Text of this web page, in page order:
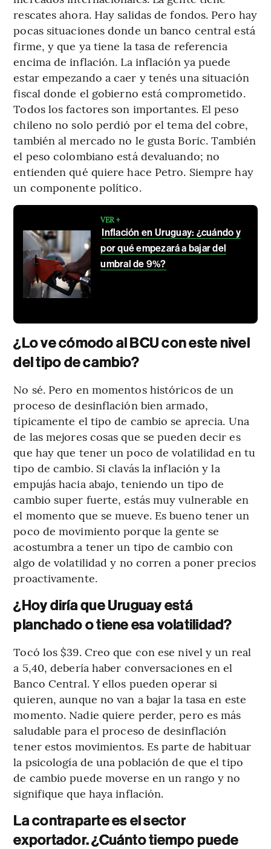
rescates ahora. Hay salidas de fondos. Pero hay
pocas situaciones donde un banco central está
firme, y que ya tiene la tasa de referencia
encima de inflación. La inflación ya puede
estar empezando a caer y tenés una situación
fiscal donde el gobierno está comprometido.
Todos los factores son importantes. El peso
chileno no solo perdió por el tema del cobre,
también al mercado no le gusta Boric. También
el peso colombiano está devaluando; no
entienden qué quiere hace Petro. Siempre hay
un componente político.
VER +
Inflación en Uruguay: ¿cuándo y
por qué empezará a bajar del
umbral de 9%?
¿Lo ve cómodo al BCU con este nivel
del tipo de cambio?
No sé. Pero en momentos históricos de un
proceso de desinflación bien armado,
típicamente el tipo de cambio se aprecia. Una
de las mejores cosas que se pueden decir es
que hay que tener un poco de volatilidad en tu
tipo de cambio. Si clavás la inflación y la
empujás hacia abajo, teniendo un tipo de
cambio super fuerte, estás muy vulnerable en
el momento que se mueve. Es bueno tener un
poco de movimiento porque la gente se
acostumbra a tener un tipo de cambio con
algo de volatilidad y no corren a poner precios
proactivamente.
¿Hoy diría que Uruguay está
planchado o tiene esa volatilidad?
Tocó los $39. Creo que con ese nivel y un real
a 5,40, debería haber conversaciones en el
Banco Central. Y ellos pueden operar si
quieren, aunque no van a bajar la tasa en este
momento. Nadie quiere perder, pero es más
saludable para el proceso de desinflación
tener estos movimientos. Es parte de habituar
la psicología de una población de que el tipo
de cambio puede moverse en un rango y no
signifique que haya inflación.
La contraparte es el sector
exportador. ¿Cuánto tiempo puede